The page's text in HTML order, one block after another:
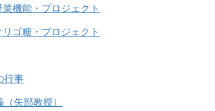
菜機能・プロジェクト
リゴ糖・プロジェクト
行事
矢部教授）